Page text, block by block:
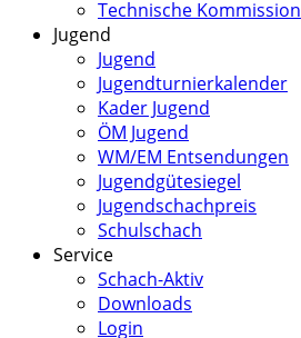
Technische Kommission
Jugend
Jugend
Jugendturnierkalender
Kader Jugend
ÖM Jugend
WM/EM Entsendungen
Jugendgütesiegel
Jugendschachpreis
Schulschach
Service
Schach-Aktiv
Downloads
Login